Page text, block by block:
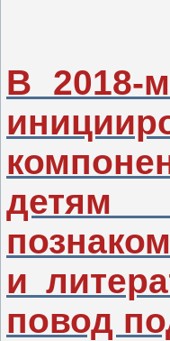
В 2018-
детям
и
повод